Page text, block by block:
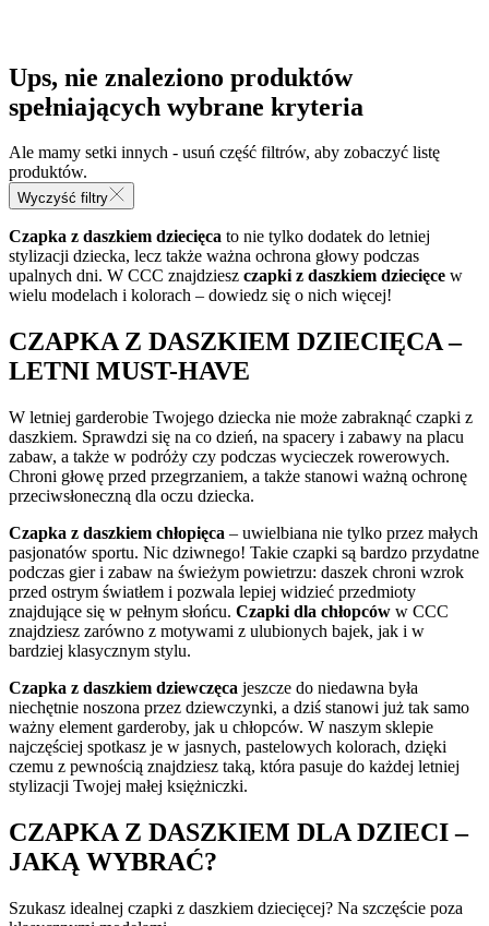
Ups, nie znaleziono produktów
spełniających wybrane kryteria
Ale mamy setki innych - usuń część filtrów, aby zobaczyć listę
produktów.
Wyczyść filtry
Czapka z daszkiem dziecięca to nie tylko dodatek do letniej
stylizacji dziecka, lecz także ważna ochrona głowy podczas
upalnych dni. W CCC znajdziesz czapki z daszkiem dziecięce w
wielu modelach i kolorach – dowiedz się o nich więcej!
CZAPKA Z DASZKIEM DZIECIĘCA –
LETNI MUST-HAVE
W letniej garderobie Twojego dziecka nie może zabraknąć czapki z
daszkiem. Sprawdzi się na co dzień, na spacery i zabawy na placu
zabaw, a także w podróży czy podczas wycieczek rowerowych.
Chroni głowę przed przegrzaniem, a także stanowi ważną ochronę
przeciwsłoneczną dla oczu dziecka.
Czapka z daszkiem chłopięca – uwielbiana nie tylko przez małych
pasjonatów sportu. Nic dziwnego! Takie czapki są bardzo przydatne
podczas gier i zabaw na świeżym powietrzu: daszek chroni wzrok
przed ostrym światłem i pozwala lepiej widzieć przedmioty
znajdujące się w pełnym słońcu. Czapki dla chłopców w CCC
znajdziesz zarówno z motywami z ulubionych bajek, jak i w
bardziej klasycznym stylu.
Czapka z daszkiem dziewczęca jeszcze do niedawna była
niechętnie noszona przez dziewczynki, a dziś stanowi już tak samo
ważny element garderoby, jak u chłopców. W naszym sklepie
najczęściej spotkasz je w jasnych, pastelowych kolorach, dzięki
czemu z pewnością znajdziesz taką, która pasuje do każdej letniej
stylizacji Twojej małej księżniczki.
CZAPKA Z DASZKIEM DLA DZIECI –
JAKĄ WYBRAĆ?
Szukasz idealnej czapki z daszkiem dziecięcej? Na szczęście poza